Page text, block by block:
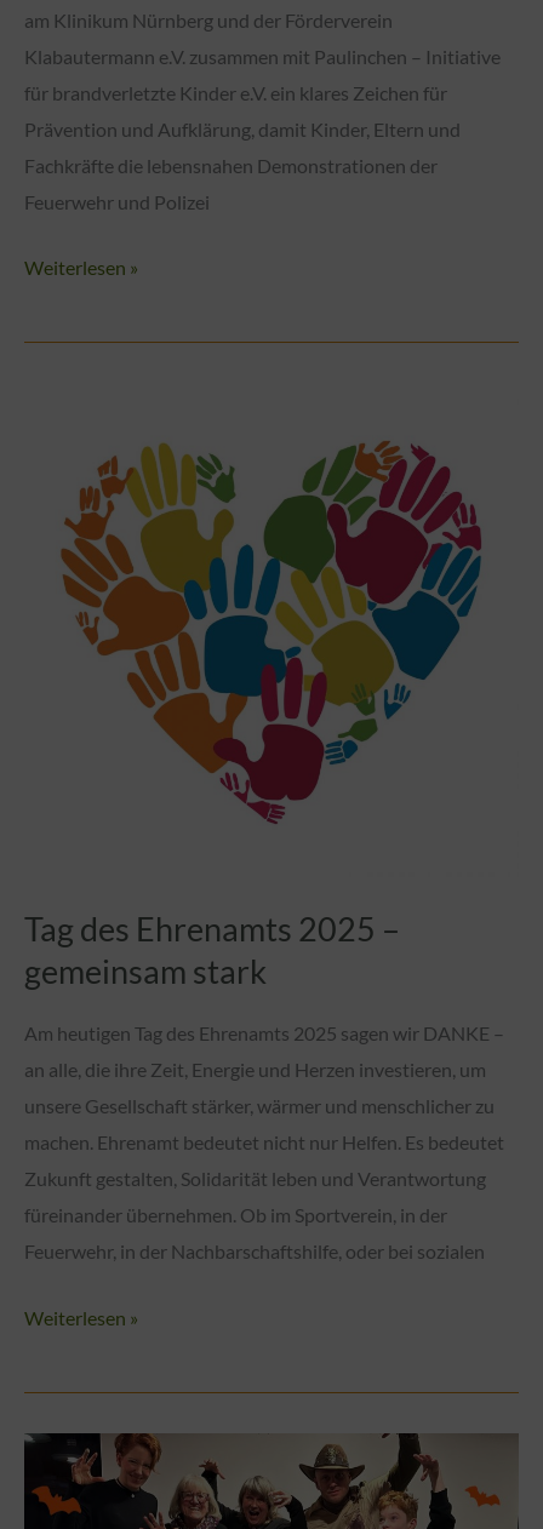
am Klinikum Nürnberg und der Förderverein
Klabautermann e.V. zusammen mit Paulinchen – Initiative
für brandverletzte Kinder e.V. ein klares Zeichen für
Prävention und Aufklärung, damit Kinder, Eltern und
Fachkräfte die lebensnahen Demonstrationen der
Feuerwehr und Polizei
Gefahr
–
illegale
Böller-
Gemeinsam
Weiterlesen »
Tag des Ehrenamts 2025 –
gemeinsam stark
Am heutigen Tag des Ehrenamts 2025 sagen wir DANKE –
an alle, die ihre Zeit, Energie und Herzen investieren, um
unsere Gesellschaft stärker, wärmer und menschlicher zu
machen. Ehrenamt bedeutet nicht nur Helfen. Es bedeutet
Zukunft gestalten, Solidarität leben und Verantwortung
füreinander übernehmen. Ob im Sportverein, in der
Feuerwehr, in der Nachbarschaftshilfe, oder bei sozialen
Tag
Ehrenamts
gemeinsam
Weiterlesen »